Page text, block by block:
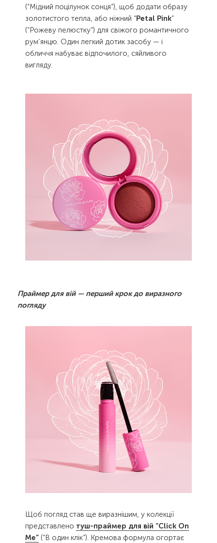
(“Мідний поцілунок сонця”), щоб додати образу
золотистого тепла, або ніжний “Petal Pink”
(“Рожеву пелюстку”) для свіжого романтичного
рум’янцю. Один легкий дотик засобу — і
обличчя набуває відпочилого, сяйливого
вигляду.
Праймер для вій — перший крок до виразного
погляду
Щоб погляд став ще виразнішим, у колекції
представлено туш-праймер для вій “Click On
Me” (“В один клік”). Кремова формула огортає